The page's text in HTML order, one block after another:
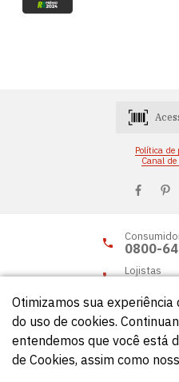
Política de
Canal
0800-
Lojistas
© Círculo 2026 -
Otimizamos sua
do uso de cookies.
entendemos que você está
de Cookies, assim como